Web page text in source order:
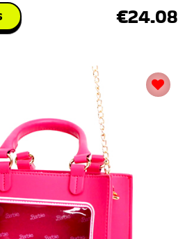
€24.08